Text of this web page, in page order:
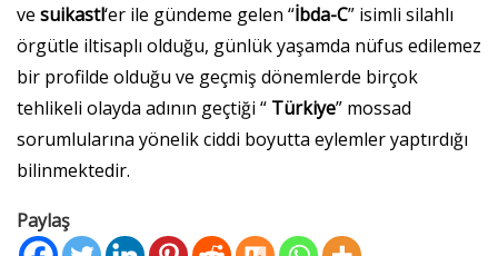
ve suikastl‘er ile gündeme gelen “İbda-C” isimli silahlı
örgütle iltisaplı olduğu, günlük yaşamda nüfus edilemez
bir profilde olduğu ve geçmiş dönemlerde birçok
tehlikeli olayda adının geçtiği “ Türkiye” mossad
sorumlularına yönelik ciddi boyutta eylemler yaptırdığı
bilinmektedir.
Paylaş